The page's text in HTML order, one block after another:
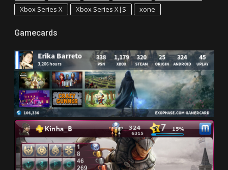
Xbox Series X
Xbox Series X|S xone
Gamecards